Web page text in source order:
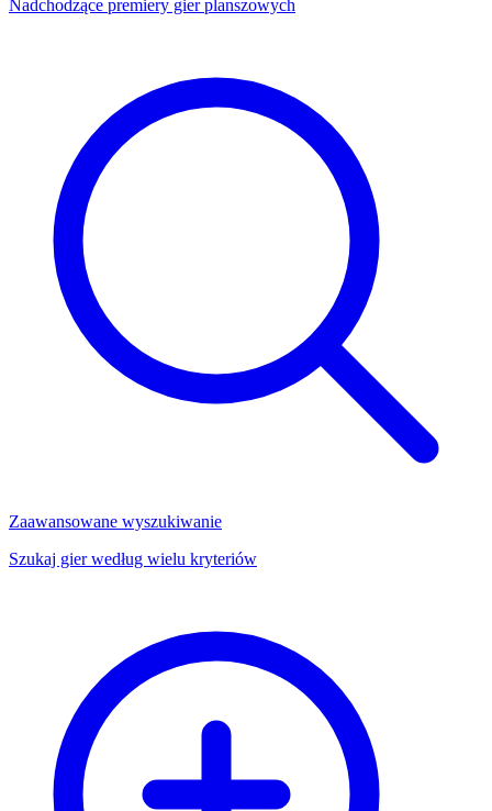
Nadchodzące premiery gier planszowych
Zaawansowane wyszukiwanie
Szukaj gier według wielu kryteriów